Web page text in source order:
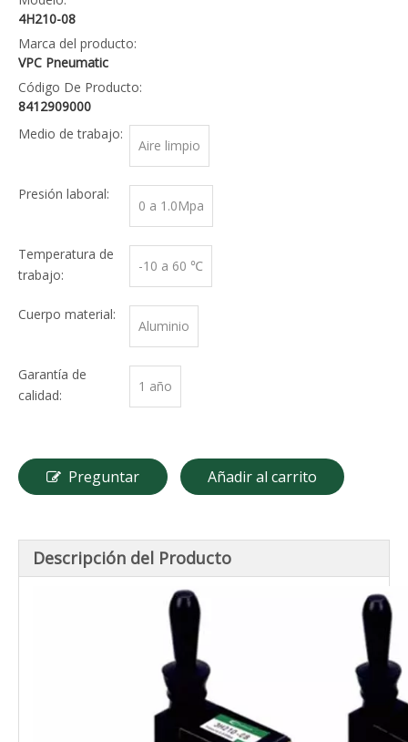
4H210-08
Marca del producto:
VPC Pneumatic
Código De Producto:
8412909000
Medio de trabajo:
Aire limpio
Presión laboral:
0 a 1.0Mpa
Temperatura de
trabajo:
-10 a 60 ℃
Cuerpo material:
Aluminio
Garantía de
calidad:
1 año
Preguntar Añadir al carrito
Descripción del Producto